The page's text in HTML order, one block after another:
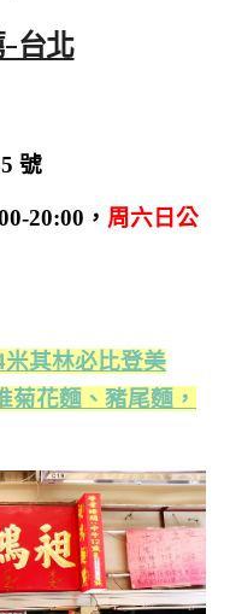
台北
號
20:00， 周六日公
米其林必比登美
菊花麵、豬尾麵，